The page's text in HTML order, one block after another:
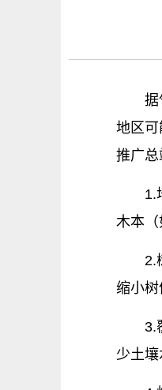
地区
推广
1.
木本（
2.
缩小树
3.
少土壤